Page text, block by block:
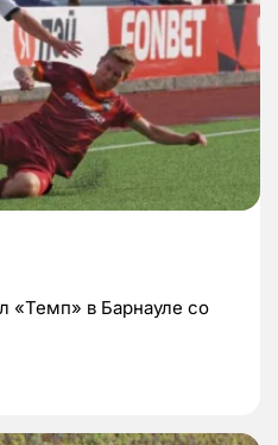
«Темп» в Барнауле со